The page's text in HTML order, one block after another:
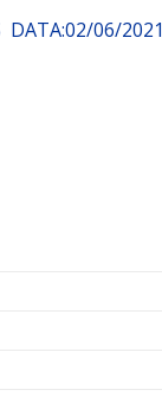
DATA:02/06/2021